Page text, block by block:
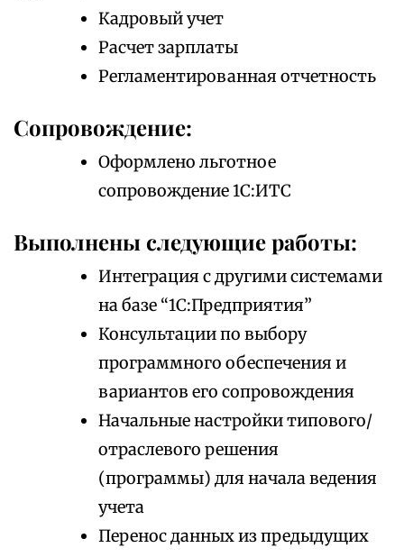
Кадровый учет
Расчет зарплаты
Регламентированная отчетность
Сопровождение:
Оформлено льготное
сопровождение 1С:ИТС
Выполнены следующие работы:
Интеграция с другими системами
на базе “1С:Предприятия”
Консультации по выбору
программного обеспечения и
вариантов его сопровождения
Начальные настройки типового/
отраслевого решения
(программы) для начала ведения
учета
Перенос данных из предыдущих